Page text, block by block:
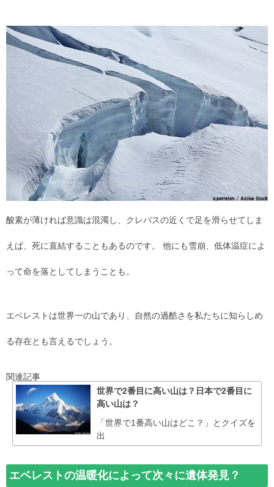
酸素が薄ければ意識は混濁し、クレバスの近くで足を滑らせてしま
えば、死に直結することもあるのです。 他にも雪崩、低体温症によ
って命を落としてしまうことも。
エベレストは世界一の山であり、自然の過酷さを私たちに知らしめ
る存在とも言えるでしょう。
関連記事
世界で2番目に高い山は？日本で2番目に
高い山は？
「世界で1番高い山はどこ？」とクイズを
出
エベレストの温暖化によって次々に遺体発見？